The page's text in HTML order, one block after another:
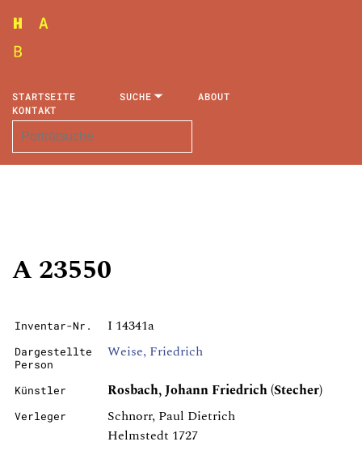
STARTSEITE SUCHE
ABOUT
KONTAKT
A 23550
Inventar-Nr. I 14341a
Dargestellte
Person
Weise, Friedrich
Künstler Rosbach, Johann Friedrich (Stecher)
Verleger
Schnorr, Paul Dietrich
Helmstedt 1727